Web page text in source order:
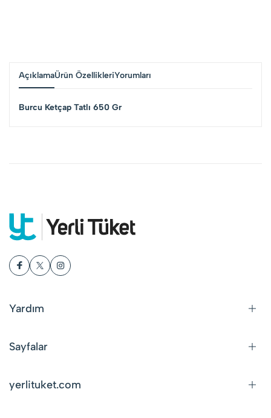
AçıklamaÜrün ÖzellikleriYorumları
Burcu Ketçap Tatlı 650 Gr
Yardım
Sayfalar
yerlituket.com